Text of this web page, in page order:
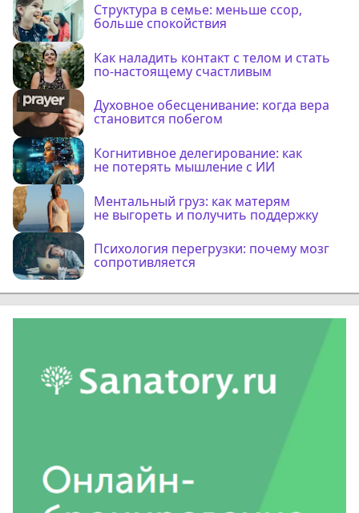
Структура в семье: меньше ссор,
больше спокойствия
Как наладить контакт с телом и стать
по-настоящему счастливым
Духовное обесценивание: когда вера
становится побегом
Когнитивное делегирование: как
не потерять мышление с ИИ
Ментальный груз: как матерям
не выгореть и получить поддержку
Психология перегрузки: почему мозг
сопротивляется